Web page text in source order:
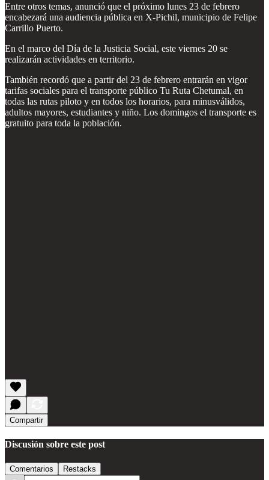
Entre otros temas, anunció que el próximo lunes 23 de febrero
encabezará una audiencia pública en X-Pichil, municipio de Felipe
Carrillo Puerto.
En el marco del Día de la Justicia Social, este viernes 20 se
realizarán actividades en territorio.
También recordó que a partir del 23 de febrero entrarán en vigor
tarifas sociales para el transporte público Tu Ruta Chetumal, en
todas las rutas piloto y en todos los horarios, para minusválidos,
adultos mayores, estudiantes y niño. Los domingos el transporte es
gratuito para toda la población.
Compartir
Discusión sobre este post
Comentarios Restacks